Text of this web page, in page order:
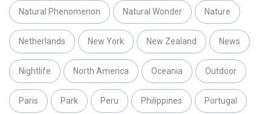
Natural Phenomenon Natural Wonder Nature
Netherlands New York New Zealand News
Nightlife North America Oceania Outdoor
Paris Park Peru Philippines Portugal